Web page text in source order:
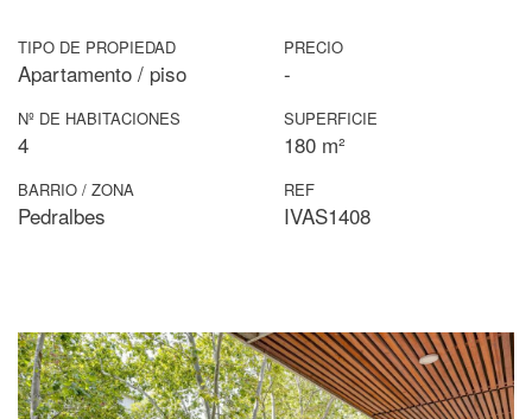
TIPO DE PROPIEDAD
Apartamento / piso
PRECIO
-
Nº DE HABITACIONES
4
SUPERFICIE
180 m²
BARRIO / ZONA
Pedralbes
REF
IVAS1408